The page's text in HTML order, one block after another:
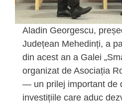
Aladin Georgescu,
Județean Mehedinți, a
din acest an a Galei
organizat de Asociația
— un prilej important de
investițiile care aduc